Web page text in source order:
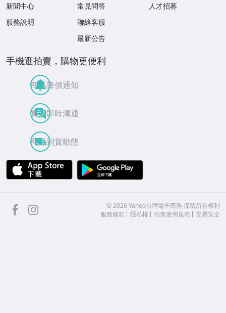
新聞中心
服務說明
常見問答
聯絡客服
最新公告
人才招募
手機逛拍賣，購物更便利
商品降價通知
買賣即時溝通
商品到貨動態
APP Store
facebook ©2026 Yahoo台灣電子商務 保留所有權利
服務條款
隱私權 拍賣使用規範 交易安全